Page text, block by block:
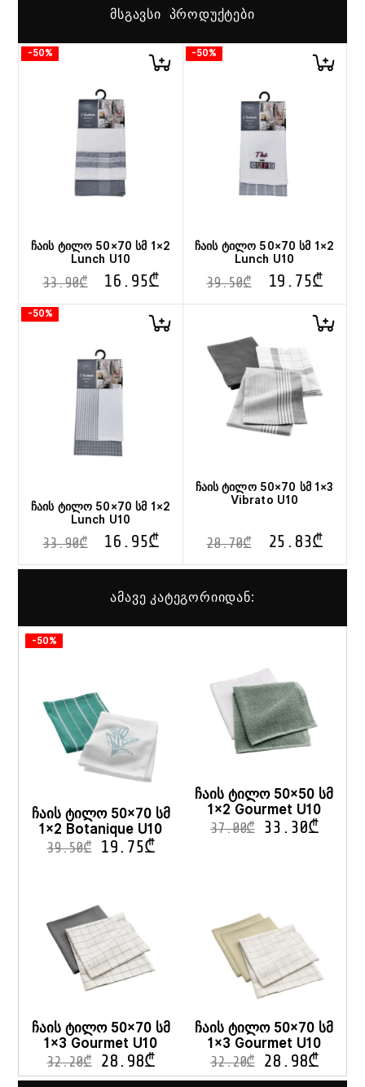
ᲛᲡᲒᲐᲕᲡᲘ ᲞᲠᲝᲓᲣᲥᲢᲔᲑᲘ
-50%
ჩაის ტილო 50×70 სმ 1×2
Lunch U10
33.90₾ 16.95₾
-50%
ჩაის ტილო 50×70 სმ 1×2
Lunch U10
39.50₾ 19.75₾
-50%
ჩაის ტილო 50×70 სმ 1×2
Lunch U10
33.90₾ 16.95₾
ჩაის ტილო 50×70 სმ 1×3
Vibrato U10
28.70₾ 25.83₾
ამავე კატეგორიიდან:
-50%
ჩაის ტილო 50×70 სმ
1×2 Botanique U10
39.50₾ 19.75₾
ჩაის ტილო 50×50 სმ
1×2 Gourmet U10
37.00₾ 33.30₾
ჩაის ტილო 50×70 სმ
1×3 Gourmet U10
32.20₾ 28.98₾
ჩაის ტილო 50×70 სმ
1×3 Gourmet U10
32.20₾ 28.98₾